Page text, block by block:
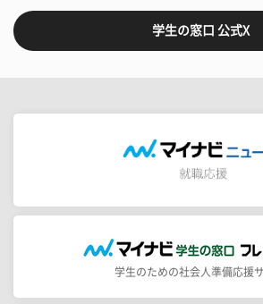
学生の窓口 公式X
学生のための社会人準備応援